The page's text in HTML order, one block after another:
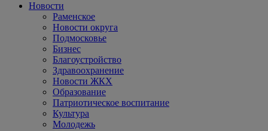
Новости
Раменское
Новости округа
Подмосковье
Бизнес
Благоустройство
Здравоохранение
Новости ЖКХ
Образование
Патриотическое воспитание
Культура
Молодежь